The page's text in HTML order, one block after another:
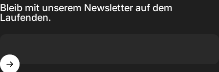
Bleib mit unserem Newsletter auf dem
Laufenden.